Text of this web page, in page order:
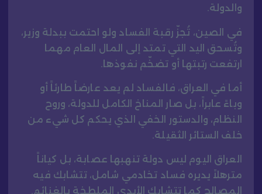
والدولة.
في الصين، تُجزّ رقبة الفساد ولو احتمت ببدلة وزير،
وتُسحق اليد التي تمتد إلى المال العام مهما
ارتفعت رتبتها أو تضخّم نفوذها.
أما في العراق، فالفساد لم يعد عارضاً طارئاً أو
وباءً عابراً، بل صار المناخ الكامل للدولة، وروح
النظام، والدستور الخفي الذي يحكم كل شيء من
خلف الستائر الثقيلة.
العراق اليوم ليس دولة تنهبها عصابة، بل كياناً
مترهلاً يديره فساد تخادمي شامل، تتشابك فيه
المصالح كما تتشابك الأيدي الملطخة بالغنائم.